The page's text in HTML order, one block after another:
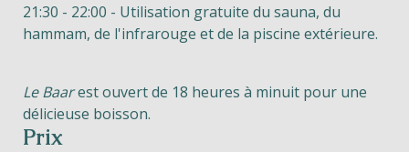
21:30 - 22:00 - Utilisation gratuite du sauna, du
hammam, de l'infrarouge et de la piscine extérieure.
Le Baarest ouvert de 18 heures à minuit pour une
délicieuse boisson.
Prix